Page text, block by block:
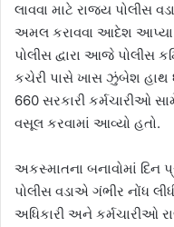
લાવવા માટે રાજય પોલીસ
અમલ કરાવવા આદેશ આપ્યા
પોલીસ દ્વારા આજે પોલીસ
કચેરી પાસે ખાસ ઝુંબેશ હાથ
660 સરકારી કર્મચારીઓ
વસૂલ કરવામાં આવ્યો હતો.
અકસ્માતના બનાવોમાં દિન
પોલીસ વડાએ ગંભીર નોંધ
અધિકારી અને કર્મચારીઓ